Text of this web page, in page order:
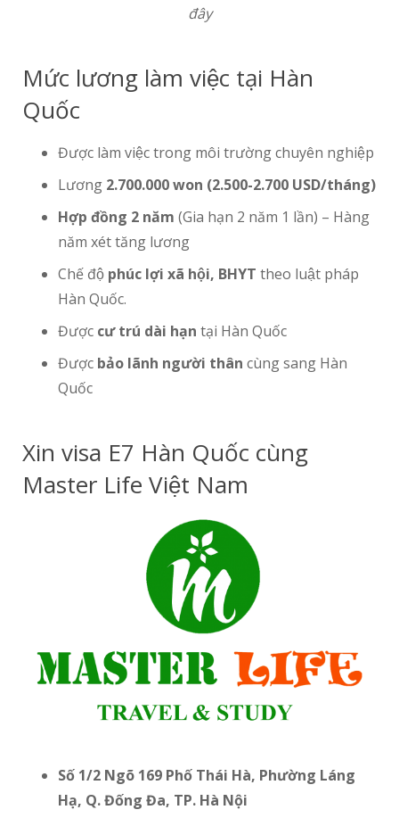
đây
Mức lương làm việc tại Hàn
Quốc
Được làm việc trong môi trường chuyên nghiệp
Lương 2.700.000 won (2.500-2.700 USD/tháng)
Hợp đồng 2 năm (Gia hạn 2 năm 1 lần) – Hàng
năm xét tăng lương
Chế độ phúc lợi xã hội, BHYT theo luật pháp
Hàn Quốc.
Được cư trú dài hạn tại Hàn Quốc
Được bảo lãnh người thân cùng sang Hàn
Quốc
Xin visa E7 Hàn Quốc cùng
Master Life Việt Nam
Số 1/2 Ngõ 169 Phố Thái Hà, Phường Láng
Hạ, Q. Đống Đa, TP. Hà Nội